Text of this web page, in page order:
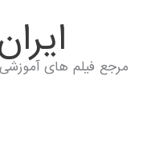
مرجع فیلم های